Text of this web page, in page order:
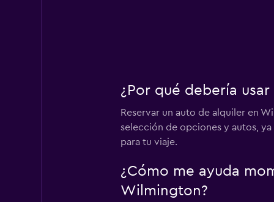
¿Por qué debería
Reservar un auto de alquiler en
selección de opciones y autos,
para tu viaje.
¿Cómo me ayuda
Wilmington?